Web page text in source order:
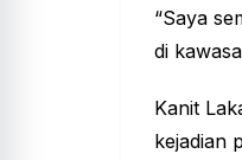
“Saya
di
Kanit
kejadian